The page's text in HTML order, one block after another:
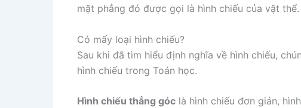
mặt phẳng đó được gọi là hình chiếu của vật thể.
Có mấy loại hình chiếu?
Sau khi đã tìm hiểu định nghĩa về hình chiếu,
hình chiếu trong Toán học.
Hình chiếu thẳng góc là hình chiếu đơn giản,